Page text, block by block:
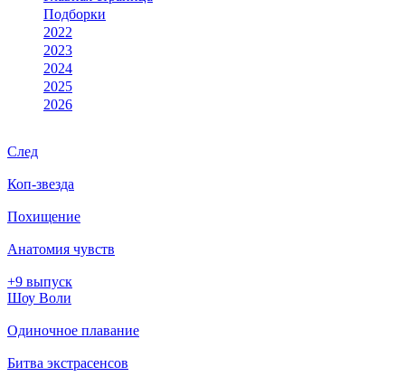
Подборки
2022
2023
2024
2025
2026
След
Коп-звезда
Похищение
Анатомия чувств
+9 выпуск
Шоу Воли
Одиночное плавание
Битва экстрасенсов